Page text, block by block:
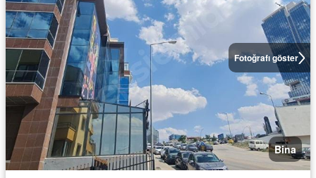
Fotoğrafı göster
Bina